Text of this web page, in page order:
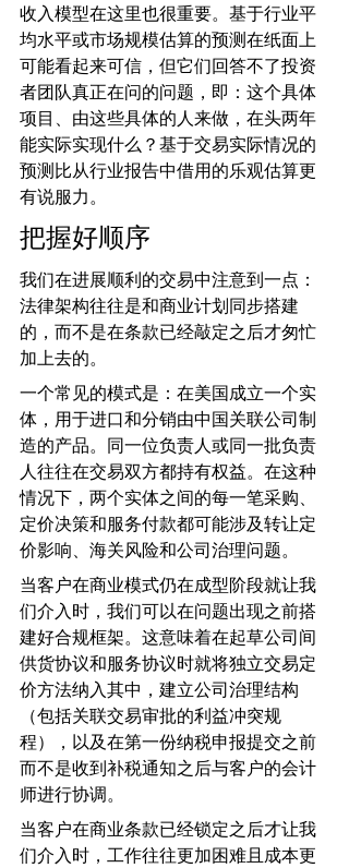
收入模型在这里也很重要。基于行业平
均水平或市场规模估算的预测在纸面上
可能看起来可信，但它们回答不了投资
者团队真正在问的问题，即：这个具体
项目、由这些具体的人来做，在头两年
能实际实现什么？基于交易实际情况的
预测比从行业报告中借用的乐观估算更
有说服力。
把握好顺序
我们在进展顺利的交易中注意到一点：
法律架构往往是和商业计划同步搭建
的，而不是在条款已经敲定之后才匆忙
加上去的。
一个常见的模式是：在美国成立一个实
体，用于进口和分销由中国关联公司制
造的产品。同一位负责人或同一批负责
人往往在交易双方都持有权益。在这种
情况下，两个实体之间的每一笔采购、
定价决策和服务付款都可能涉及转让定
价影响、海关风险和公司治理问题。
当客户在商业模式仍在成型阶段就让我
们介入时，我们可以在问题出现之前搭
建好合规框架。这意味着在起草公司间
供货协议和服务协议时就将独立交易定
价方法纳入其中，建立公司治理结构
（包括关联交易审批的利益冲突规
程），以及在第一份纳税申报提交之前
而不是收到补税通知之后与客户的会计
师进行协调。
当客户在商业条款已经锁定之后才让我
们介入时，工作往往更加困难且成本更